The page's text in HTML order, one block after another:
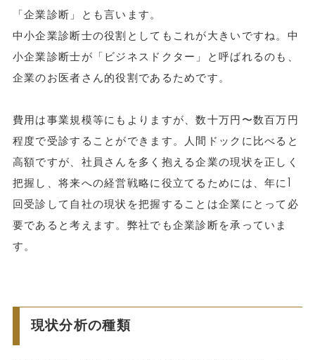
「企業診断」とも言います。
中小企業診断士の役割としてもこれが大きいですね。中
小企業診断士が「ビジネスドクター」と呼ばれるのも、
企業のお医者さん的役割であるためです。
費用は事業規模等にもよりますが、数十万円〜数百万円
程度で受診することができます。人間ドックに比べると
高額ですが、社員さんを多く抱える企業の現状を正しく
把握し、将来への経営戦略に役立てるためには、年に1
回受診して自社の現状を把握することは企業にとって必
要であると考えます。弊社でも企業診断を承っていま
す。
現状分析の種類